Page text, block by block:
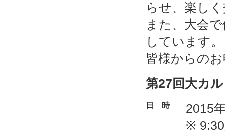
らせ、楽し
また、大会
しています。
皆様からの
第27回大カ
日時
2015
※